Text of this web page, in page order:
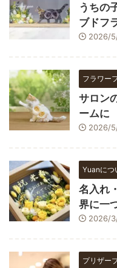
うちの
ブドフ
2026/
フラワー
サロン
ームに
2026/
Yuanにつ
名入れ
界に一
2026/
プリザー